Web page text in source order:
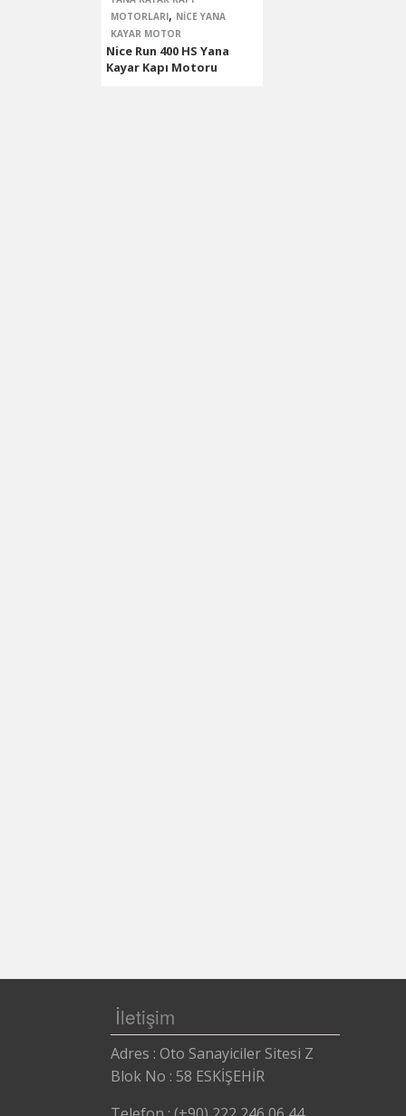
MOTORLARI, NICE YANA
KAYAR MOTOR
Nice Run 400 HS Yana
Kayar Kapı Motoru
İletişim
Adres : Oto Sanayiciler Sitesi Z
Blok No : 58 ESKİŞEHİR